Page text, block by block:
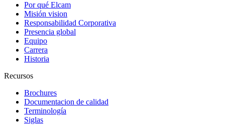
Por qué Elcam
Misión vision
Responsabilidad Corporativa
Presencia global
Equipo
Carrera
Historia
Recursos
Brochures
Documentacion de calidad
Terminología
Siglas